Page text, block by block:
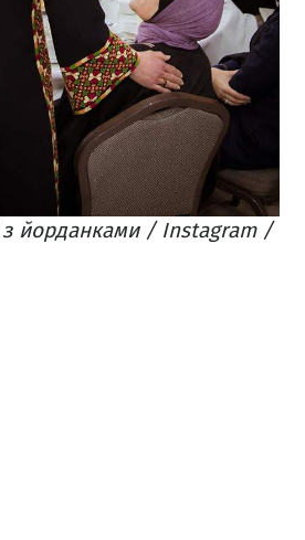
з йорданками / Instagram /